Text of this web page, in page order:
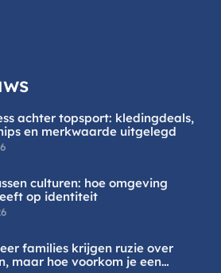
achter topsport: kledingdeals,
en merkwaarde uitgelegd
culturen: hoe omgeving
op identiteit
families krijgen ruzie over
maar hoe voorkom je een